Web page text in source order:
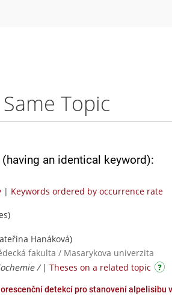
Topic
an identical keyword):
| Keywords ordered by occurrence rate
Hanáková)
fakulta / Masarykova univerzita
/ | Theses on a related topic
detekcí pro stanovení alpelisibu